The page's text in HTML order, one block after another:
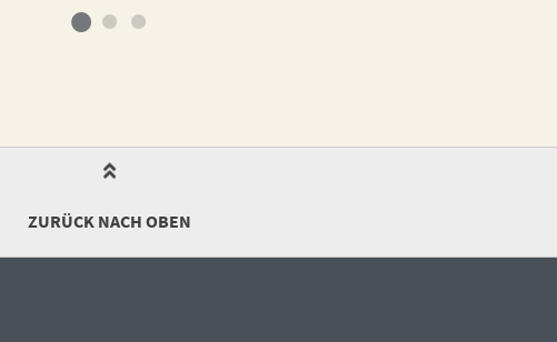
ZURÜCK NACH OBEN